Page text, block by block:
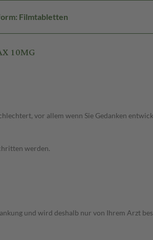
Filmtabletten
10MG
vor allem wenn Sie Gedanken
werden.
und wird deshalb nur von Ihrem Arzt